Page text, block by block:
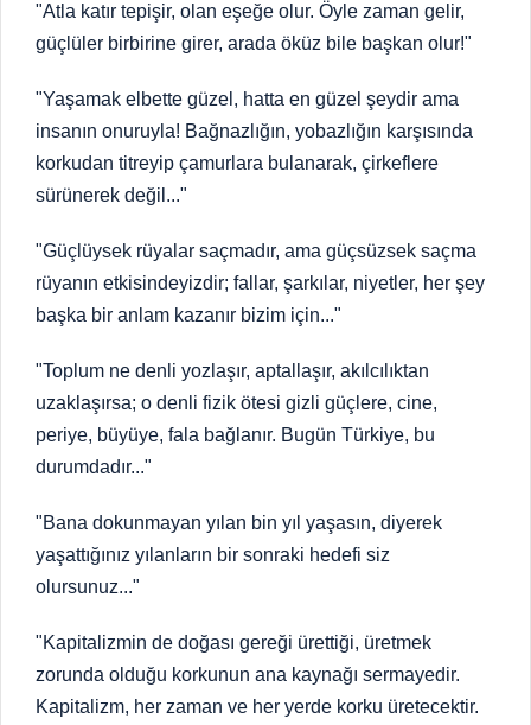
"Atla katır tepişir, olan eşeğe olur. Öyle zaman gelir,
güçlüler birbirine girer, arada öküz bile başkan olur!"
"Yaşamak elbette güzel, hatta en güzel şeydir ama
insanın onuruyla! Bağnazlığın, yobazlığın karşısında
korkudan titreyip çamurlara bulanarak, çirkeflere
sürünerek değil..."
"Güçlüysek rüyalar saçmadır, ama güçsüzsek saçma
rüyanın etkisindeyizdir; fallar, şarkılar, niyetler, her şey
başka bir anlam kazanır bizim için..."
"Toplum ne denli yozlaşır, aptallaşır, akılcılıktan
uzaklaşırsa; o denli fizik ötesi gizli güçlere, cine,
periye, büyüye, fala bağlanır. Bugün Türkiye, bu
durumdadır..."
"Bana dokunmayan yılan bin yıl yaşasın, diyerek
yaşattığınız yılanların bir sonraki hedefi siz
olursunuz..."
"Kapitalizmin de doğası gereği ürettiği, üretmek
zorunda olduğu korkunun ana kaynağı sermayedir.
Kapitalizm, her zaman ve her yerde korku üretecektir.